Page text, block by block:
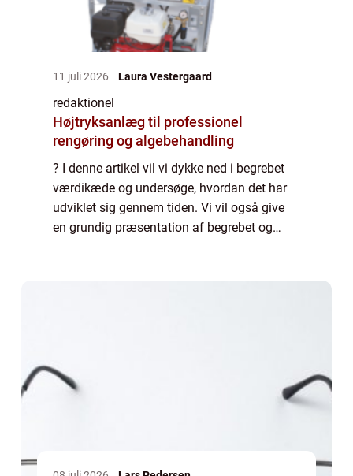
11 juli 2026 Laura Vestergaard
redaktionel
Højtryksanlæg til professionel
rengøring og algebehandling
? I denne artikel vil vi dykke ned i begrebet
værdikæde og undersøge, hvordan det har
udviklet sig gennem tiden. Vi vil også give
en grundig præsentation af begrebet og